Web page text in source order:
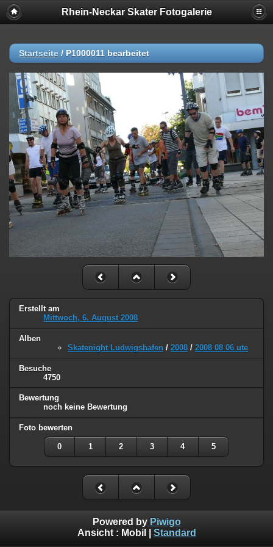
Rhein-Neckar Skater Fotogalerie
Startseite / P1000011 bearbeitet
Erstellt am
Mittwoch, 6. August 2008
Alben
Skatenight Ludwigshafen / 2008 / 2008 08 06 ute
Besuche
4750
Bewertung
noch keine Bewertung
Foto bewerten
0 1 2 3 4 5
Powered by Piwigo
Ansicht : Mobil Standard